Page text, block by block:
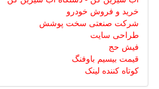
خرید و فروش خودرو
شرکت صنعتی سخت پوشش
طراحی سایت
فیش حج
قیمت بیسیم باوفنگ
کوتاه کننده لینک